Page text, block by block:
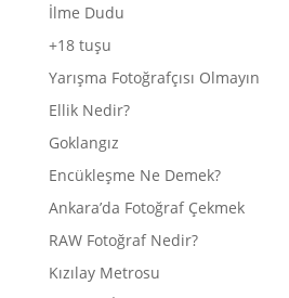
İlme Dudu
+18 tuşu
Yarışma Fotoğrafçısı Olmayın
Ellik Nedir?
Goklangız
Encükleşme Ne Demek?
Ankara’da Fotoğraf Çekmek
RAW Fotoğraf Nedir?
Kızılay Metrosu